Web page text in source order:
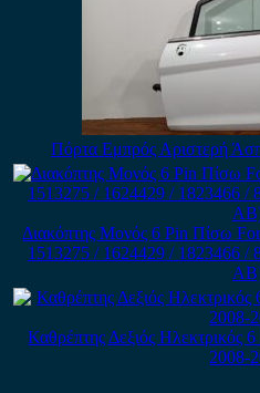
Πόρτα Εμπρός Αριστερή
Διακόπτης Μονός 6 Pin Πίσω
1513275 / 1624429 / 1823466
Καθρέπτης Δεξιός Ηλεκτρικός
2008-